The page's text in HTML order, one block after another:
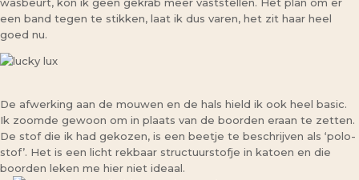
een band tegen te stikken, laat ik dus varen, het zit haar heel
goed nu.
De afwerking aan de mouwen en de hals hield ik ook heel basic.
Ik zoomde gewoon om in plaats van de boorden eraan te zetten.
De stof die ik had gekozen, is een beetje te beschrijven als ‘polo-
stof’. Het is een licht rekbaar structuurstofje in katoen en die
boorden leken me hier niet ideaal.